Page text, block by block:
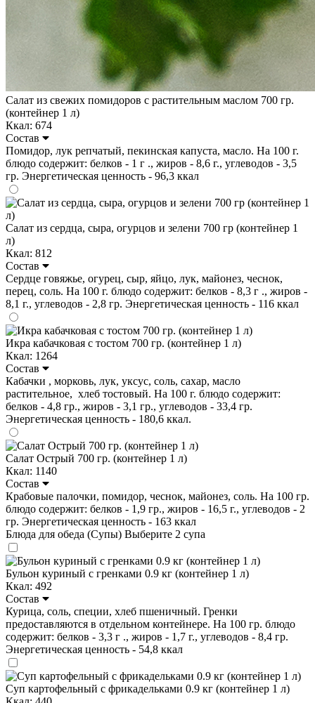
Салат из свежих помидоров с растительным маслом 700 гр.
(контейнер 1 л)
Ккал: 674
Состав
Помидор, лук репчатый, пекинская капуста, масло. На 100 г.
блюдо содержит: белков - 1 г ., жиров - 8,6 г., углеводов - 3,5
гр. Энергетическая ценность - 96,3 ккал
Салат из сердца, сыра, огурцов и зелени 700 гр (контейнер 1
л)
Ккал: 812
Состав
Сердце говяжье, огурец, сыр, яйцо, лук, майонез, чеснок,
перец, соль. На 100 г. блюдо содержит: белков - 8,3 г ., жиров -
8,1 г., углеводов - 2,8 гр. Энергетическая ценность - 116 ккал
Икра кабачковая с тостом 700 гр. (контейнер 1 л)
Ккал: 1264
Состав
Кабачки , морковь, лук, уксус, соль, сахар, масло
растительное, хлеб тостовый. На 100 г. блюдо содержит:
белков - 4,8 гр., жиров - 3,1 гр., углеводов - 33,4 гр.
Энергетическая ценность - 180,6 ккал.
Салат Острый 700 гр. (контейнер 1 л)
Ккал: 1140
Состав
Крабовые палочки, помидор, чеснок, майонез, соль. На 100 гр.
блюдо содержит: белков - 1,9 гр., жиров - 16,5 г., углеводов - 2
гр. Энергетическая ценность - 163 ккал
Блюда для обеда (Супы) Выберите 2 супа
Бульон куриный с гренками 0.9 кг (контейнер 1 л)
Ккал: 492
Состав
Курица, соль, специи, хлеб пшеничный. Гренки
предоставляются в отдельном контейнере. На 100 гр. блюдо
содержит: белков - 3,3 г ., жиров - 1,7 г., углеводов - 8,4 гр.
Энергетическая ценность - 54,8 ккал
Суп картофельный с фрикадельками 0.9 кг (контейнер 1 л)